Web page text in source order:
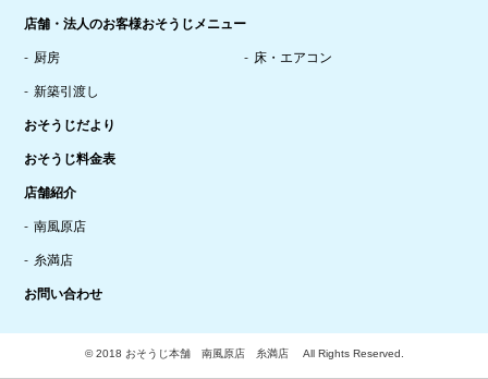
店舗・法人のお客様おそうじメニュー
厨房 床・エアコン
新築引渡し
おそうじだより
おそうじ料金表
店舗紹介
南風原店
糸満店
お問い合わせ
© 2018 おそうじ本舗 南風原店 糸満店 All Rights Reserved.